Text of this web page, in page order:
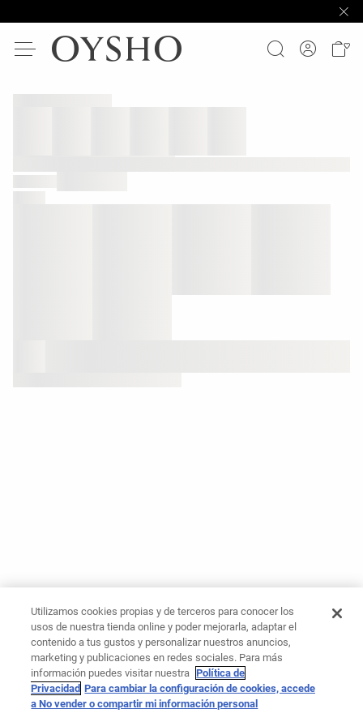
Utilizamos cookies propias y de terceros para conocer los
usos de nuestra tienda online y poder mejorarla, adaptar el
contenido a tus gustos y personalizar nuestros anuncios,
marketing y publicaciones en redes sociales. Para más
información puedes visitar nuestra Política de
Privacidad Para cambiar la configuración de cookies, accede
a No vender o compartir mi información personal